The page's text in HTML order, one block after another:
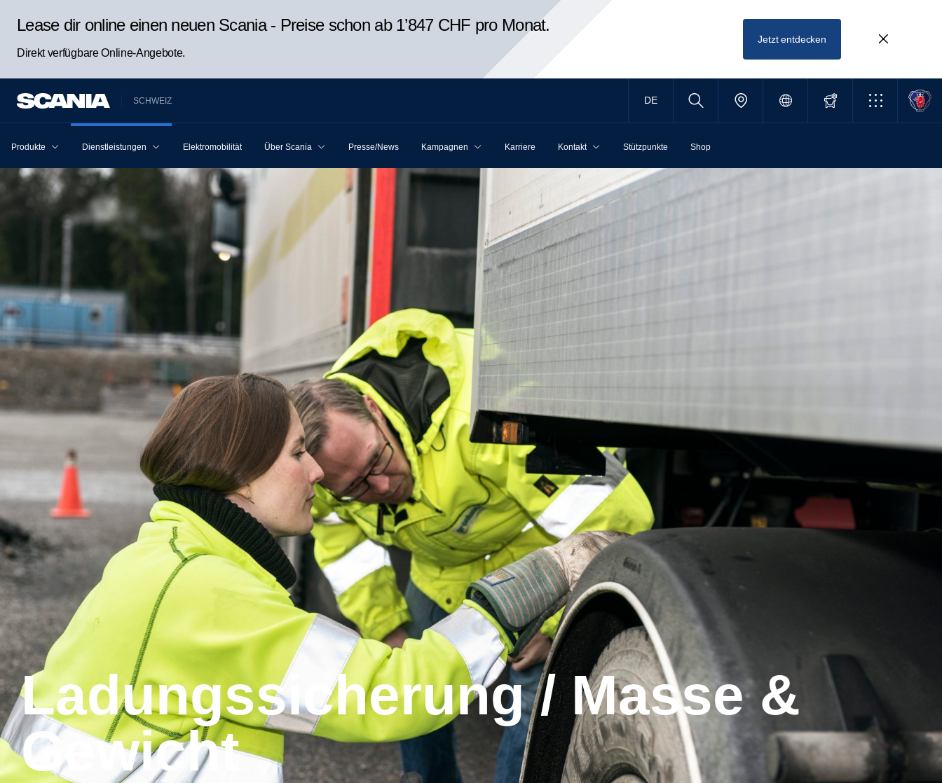
Lease dir online einen neuen Scania - Preise schon ab 1’847 CHF pro Monat.
Direkt verfügbare Online-Angebote.
Jetzt entdecken
SCHWEIZ DE
Produkte Dienstleistungen Elektromobilität Über Scania Presse/News Kampagnen Karriere Kontakt Stützpunkte Shop
Ladungssicherung / Masse &
Gewicht